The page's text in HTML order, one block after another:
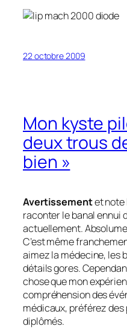
22 octobre 2009
Mon kyste
deux trous
bien »
Avertissementet note
raconter le banal ennui
actuellement.
C’est même
aimez la médecine, les
détails gores.
chose que mon
compréhension des
médicaux, préférez
diplômés.